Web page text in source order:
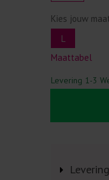
Kies jouw
L
Maattabel
Levering 1-3